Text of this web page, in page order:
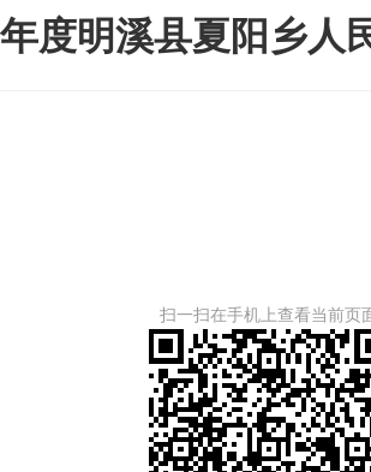
度明溪县夏阳乡人
扫一扫在手机上查看当前页